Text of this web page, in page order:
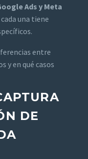
Ads y Meta
una tiene
entre
y en qué casos
DE